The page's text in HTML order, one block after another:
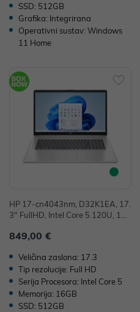
SSD: 512GB
Grafika: Integrirana
Operativni sustav: Windows
11 Home
HP 17-cn4043nm, D32K1EA, 17.
3" FullHD, Intel Core 5 120U, 16
ed Graphics
849,00 €
Veličina zaslona: 17.3
Tip rezolucije: Full HD
Serija Procesora: Intel Core 5
Memorija: 16GB
SSD: 512GB